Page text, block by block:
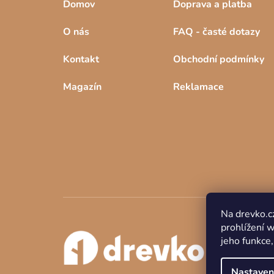
Na
prohlížení
jeho
Domov
O nás
Kontakt
Magazín
Doprava a platba
FAQ - časté dotazy
Obchodní podmínky
Reklamace